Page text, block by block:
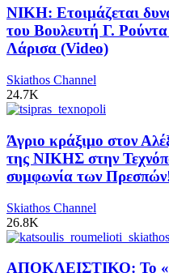
ΝΙΚΗ: Ετοιμάζεται
του Βουλευτή Γ.
Λάρισα (Video)
Skiathos Channel
24.7K
Άγριο κράξιμο στον
της ΝΙΚΗΣ στην
συμφωνία των
Skiathos Channel
26.8K
ΑΠΟΚΛΕΙΣΤΙΚΟ: Το